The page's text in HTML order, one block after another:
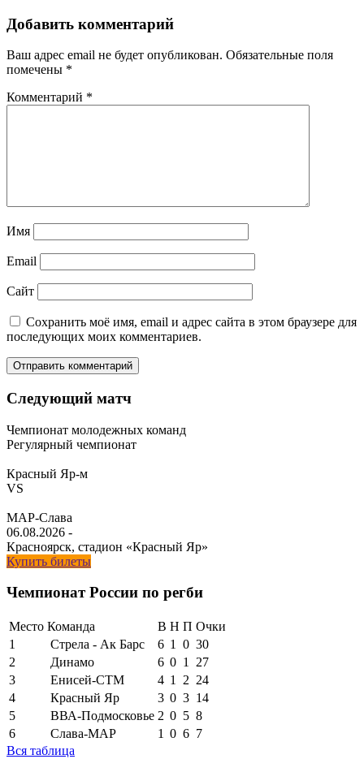
Добавить комментарий
Ваш адрес email не будет опубликован. Обязательные поля
помечены *
Комментарий *
Имя
Email
Сайт
Сохранить моё имя, email и адрес сайта в этом браузере для
последующих моих комментариев.
Следующий матч
Чемпионат молодежных команд
Регулярный чемпионат
Красный Яр-м
VS
МАР-Слава
06.08.2026 -
Красноярск, стадион «Красный Яр»
Купить билеты
Чемпионат России по регби
Место Команда В Н П Очки
1
Стрела - Ак Барс 6 1 0 30
2
Динамо 6 0 1
27
3
Енисей-СТМ 4 1 2 24
4
Красный Яр 3 0 3 14
5
ВВА-Подмосковье 2 0 5 8
6
Слава-МАР 1 0 6 7
Вся таблица